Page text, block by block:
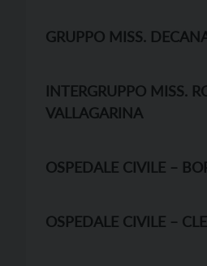
GRUPPO MISS.
INTERGRUPPO MISS.
VALLAGARINA
OSPEDALE CIVILE –
OSPEDALE CIVILE –